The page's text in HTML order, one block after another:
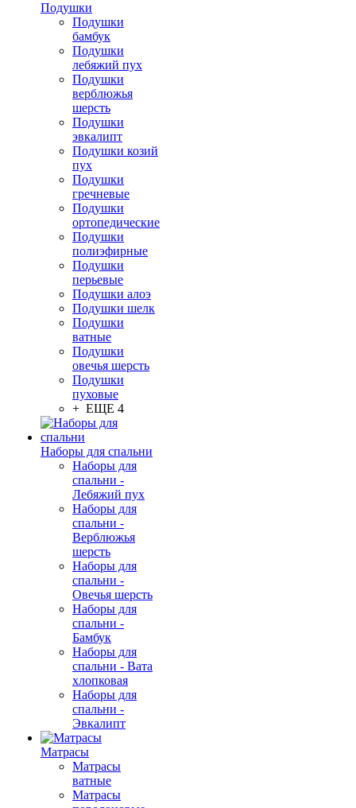
Подушки
Подушки
бамбук
Подушки
лебяжий пух
Подушки
верблюжья
шерсть
Подушки
эвкалипт
Подушки козий
пух
Подушки
гречневые
Подушки
ортопедические
Подушки
полиэфирные
Подушки
перьевые
Подушки алоэ
Подушки шелк
Подушки
ватные
Подушки
овечья шерсть
Подушки
пуховые
+ ЕЩЕ 4
Наборы для спальни
Наборы для
спальни -
Лебяжий пух
Наборы для
спальни -
Верблюжья
шерсть
Наборы для
спальни -
Овечья шерсть
Наборы для
спальни -
Бамбук
Наборы для
спальни - Вата
хлопковая
Наборы для
спальни -
Эвкалипт
Матрасы
Матрасы
ватные
Матрасы